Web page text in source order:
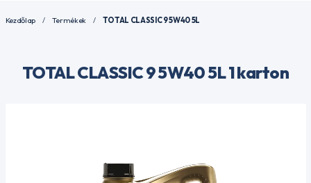
Kezdőlap Termékek TOTAL CLASSIC 9 5W40 5L
TOTAL CLASSIC 9 5W40 5L 1 karton